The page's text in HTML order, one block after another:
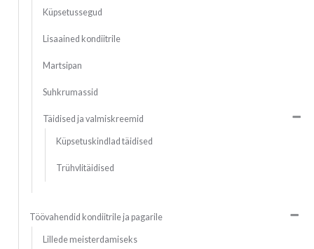
Küpsetussegud
Lisaained kondiitrile
Martsipan
Suhkrumassid
Täidised ja valmiskreemid
Küpsetuskindlad täidised
Trühvlitäidised
Töövahendid kondiitrile ja pagarile
Lillede meisterdamiseks